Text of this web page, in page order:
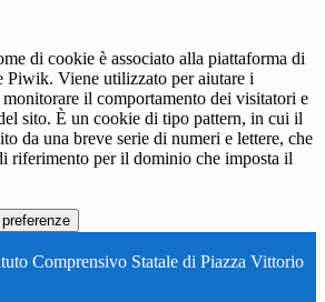
di cookie è associato alla piattaforma di
Piwik. Viene utilizzato per aiutare i
il comportamento dei visitatori e
sito. È un cookie di tipo pattern, in cui il
da una breve serie di numeri e lettere, che
riferimento per il dominio che imposta il
Comprensivo Statale di Piazza Vittorio